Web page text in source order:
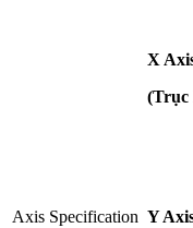
Axis Specification
X
(Trục
Y